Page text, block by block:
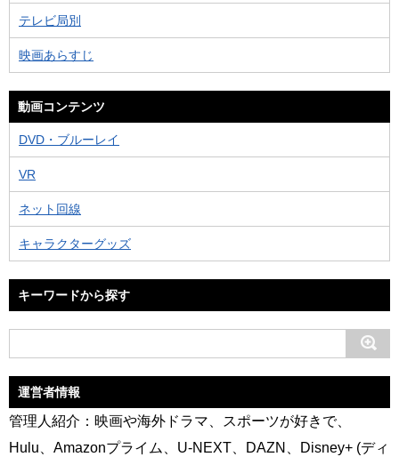
テレビ局別
映画あらすじ
動画コンテンツ
DVD・ブルーレイ
VR
ネット回線
キャラクターグッズ
キーワードから探す
運営者情報
管理人紹介：映画や海外ドラマ、スポーツが好きで、
Hulu、Amazonプライム、U-NEXT、DAZN、Disney+ (ディ